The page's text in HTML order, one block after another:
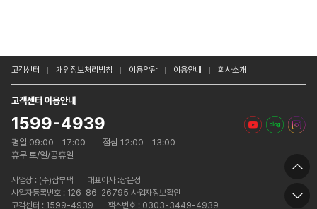
고객센터 개인정보처리방침 이용약관 이용안내 회사소개
고객센터 이용안내
1599-4939
평일 09:00 - 17:00
점심 12:00 - 13:00
휴무 토/일/공휴일
사업장 : (주)삼부팩
대표이사 :장은정
사업자등록번호 : 126-86-26795 사업자정보확인
고객센터 : 1599-4939
팩스번호 : 0303-3449-4939